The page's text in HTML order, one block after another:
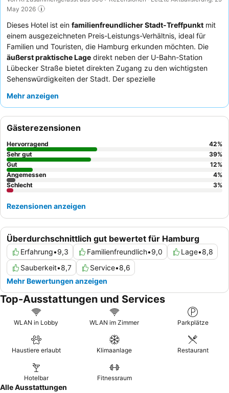
May 2026
Dieses Hotel ist ein familienfreundlicher Stadt-Treffpunkt mit
einem ausgezeichneten Preis-Leistungs-Verhältnis, ideal für
Familien und Touristen, die Hamburg erkunden möchten. Die
äußerst praktische Lage direkt neben der U-Bahn-Station
Lübecker Straße bietet direkten Zugang zu den wichtigsten
Sehenswürdigkeiten der Stadt. Der spezielle
Spielsachen ist ein großes Highlight für jüngere Gäste. Die Gäste
Freundlichkeit und das
Frühstücksbuffetmit einem beliebten Pfannkuchenautomaten.
Für einen ruhigeren Aufenthalt empfiehlt es sich, ein Zimmer mit
Gartenblick anzufragen.
Mehr anzeigen
Überdurchschnittlich gut bewertet für Hamburg
Erfahrung•9,3 Familienfreundlich•9,0 Lage•8,8
Sauberkeit•8,7 Service•8,6
Mehr Bewertungen anzeigen
Gästerezensionen
Hervorragend 42%
Sehr gut
39%
Gut
12%
Angemessen
4%
Schlecht
3%
Rezensionen anzeigen
Top-Ausstattungen und Services
WLAN in Lobby WLAN im Zimmer Parkplätze
Haustiere erlaubt Klimaanlage Restaurant
Hotelbar Fitnessraum
Alle Ausstattungen